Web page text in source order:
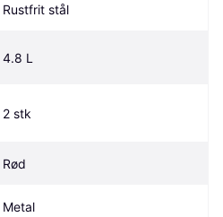
Rustfrit stål
4.8 L
2 stk
Rød
Metal